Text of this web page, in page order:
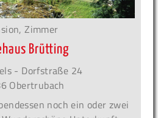
Zimmer
Brütting
- Dorfstraße 24
Obertrubach
noch ein oder zwei